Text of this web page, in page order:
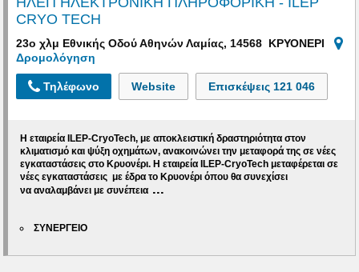
CRYO TECH
23o χλμ Εθνικής Οδού Αθηνών Λαμίας, 14568 ΚΡΥΟΝΕΡΙ
Δρομολόγηση
Τηλέφωνο Website Επισκέψεις 121 046
Η εταιρεία ILEP-CryoTech, με αποκλειστική δραστηριότητα στον
κλιματισμό και ψύξη οχημάτων, ανακοινώνει την μεταφορά της σε νέες
εγκαταστάσεις στο Κρυονέρι. Η εταιρείαILEP-CryoTech μεταφέρεται σε
νέες εγκαταστάσεις με έδρα το Κρυονέρι όπου θα συνεχίσει
να αναλαμβάνει με συνέπεια ...
ΣΥΝΕΡΓΕΙΟ